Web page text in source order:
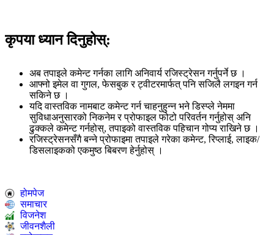
कृपया ध्यान दिनुहोस्:
अब तपाइले कमेन्ट गर्नका लागि अनिवार्य रजिस्ट्रेसन गर्नुपर्ने छ ।
आफ्नो इमेल वा गुगल, फेसबुक र ट्वीटरमार्फत् पनि सजिलै लगइन गर्न
सकिने छ ।
यदि वास्तविक नामबाट कमेन्ट गर्न चाहनुहुन्न भने डिस्प्ले नेममा
सुविधाअनुसारको निकनेम र प्रोफाइल फोटो परिवर्तन गर्नुहोस् अनि
ढुक्कले कमेन्ट गर्नहोस्, तपाइको वास्तविक पहिचान गोप्य राखिने छ ।
रजिस्ट्रेसनसँगै बन्ने प्रोफाइमा तपाइले गरेका कमेन्ट, रिप्लाई, लाइक/
डिसलाइकको एकमुष्ठ बिबरण हेर्नुहोस् ।
होमपेज
समाचार
विजनेश
जीवनशैली